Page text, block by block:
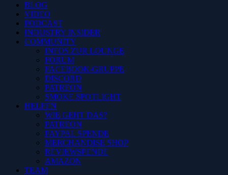
BLOG
VIDEO
PODCAST
INDUSTRY INSIDER
COMMUNITY
INFOS ZUR LOUNGE
FORUM
FACEBOOK-GRUPPE
DISCORD
PATREON
SMOKE SPOTLIGHT
HELFEN
WIE GEHT DAS?
PATREON
PAYPAL SPENDE
MERCHANDISE SHOP
REVIEWSPENDE
AMAZON
TEAM